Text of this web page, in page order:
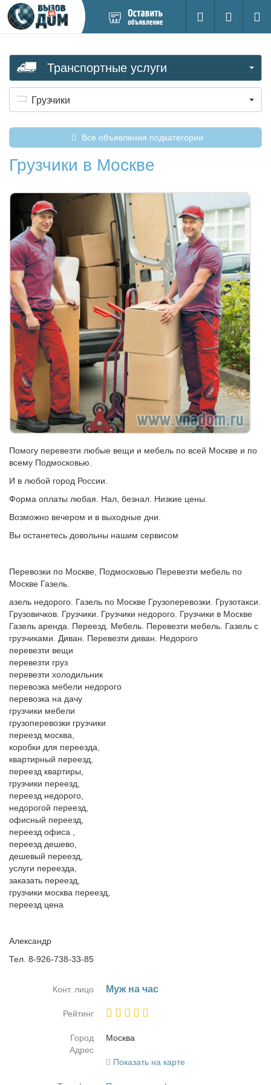
новое
Поиск
Вход на
Транспортные услуги
Грузчики
Все объявления подкатегории
Грузчики в Москве
Помогу перевезти любые вещи и мебель по всей Москве и по
всему Подмосковью.
И в любой город России.
Форма оплаты любая. Нал, безнал. Низкие цены.
Возможно вечером и в выходные дни.
Вы останетесь довольны нашим сервисом
Перевозки по Москве, Подмосковью Перевезти мебель по
Москве Газель.
азель недорого. Газель по Москве Грузоперевозки. Грузотакси.
Грузовичков. Грузчики. Грузчики недорого. Грузчики в Москве
Газель аренда. Переезд. Мебель. Перевезти мебель. Газель с
грузчиками. Диван. Перевезти диван. Недорого
перевезти вещи
перевезти груз
перевезти холодильник
перевозка мебели недорого
перевозка на дачу
грузчики мебели
грузоперевозки грузчики
переезд москва,
коробки для переезда,
квартирный переезд,
переезд квартиры,
грузчики переезд,
переезд недорого,
недорогой переезд,
офисный переезд,
переезд офиса ,
переезд дешево,
дешевый переезд,
услуги переезда,
заказать переезд,
грузчики москва переезд,
переезд цена
Александр
Тел. 8-926-738-33-85
Конт. лицо Муж на час
Рейтинг
Город
Москва
Адрес
Показать на карте